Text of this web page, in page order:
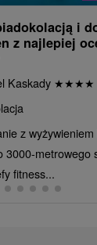
i
z najlepiej
Kaskady ★★★★
z
3000-metrowego
fitness...